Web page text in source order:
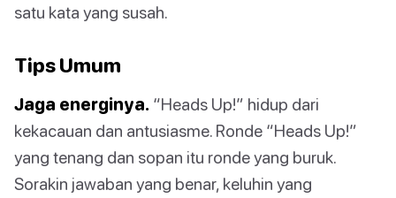
satu kata yang susah.
Tips Umum
Jaga energinya. “Heads Up!” hidup dari
kekacauan dan antusiasme. Ronde “Heads Up!”
yang tenang dan sopan itu ronde yang buruk.
Sorakin jawaban yang benar, keluhin yang